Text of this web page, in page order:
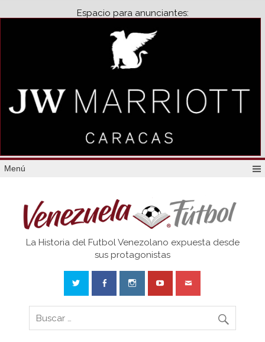
Espacio para anunciantes:
Menú
Venezuela
La Historia del Futbol Venezolano expuesta desde
sus protagonistas